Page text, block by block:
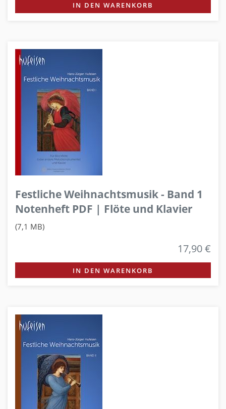
IN DEN WARENKORB
Festliche Weihnachtsmusik - Band 1
Notenheft PDF | Flöte und Klavier
(7,1 MB)
17,90 €
IN DEN WARENKORB